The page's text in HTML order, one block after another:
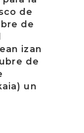
de
de
izan
de
un